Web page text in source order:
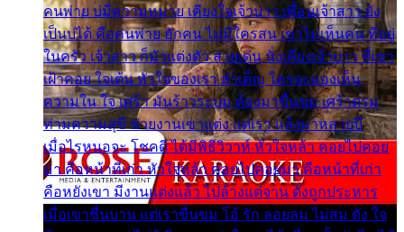
คนพ่าย บ่มีความหมาย เคียงใจเจ้าบ่าว เพื่อนเจ้าสาว ยัง
เป็นบ่ได้ คือคนพ่าย ฮักคน ไม่มีใครสน เขาไม่เห็นคน ที่อยู่
ในครัว เจ้าสาว ก็มัวแต่งตัว สวยเด่น นั่งเคียงเจ้าบ่าว ที่เขา
เฝ้าคอย ใจเต้น หัวใจของเรา ลำเค็ญ ใครจะมองเห็น
ความใน ใจ เศร้า มันร้าวระบม ต้องมาขื่นขม เศร้าตรม
ท่ามความสุขี ช่วยงานเขาแต่ง แต่เรา แล้งมาหลายปี
เมื่อไรหนอจะ โชคดี ได้มีพิธีวิวาห์ หัวใจหล้า คอยไปคอย
มา คือหน้าที่เก่า หัวใจหล้า คอยไปคอยมา คือหน้าที่เก่า
คือหยังเขา มีงานแต่งแล้ว ไปล้างแต่จาน ดั่งถูกประหาร
เมื่อเขาชื่นบาน แต่เราขื่นขม โอ้ รัก ลอยลม ไม่สม ดัง ใจ